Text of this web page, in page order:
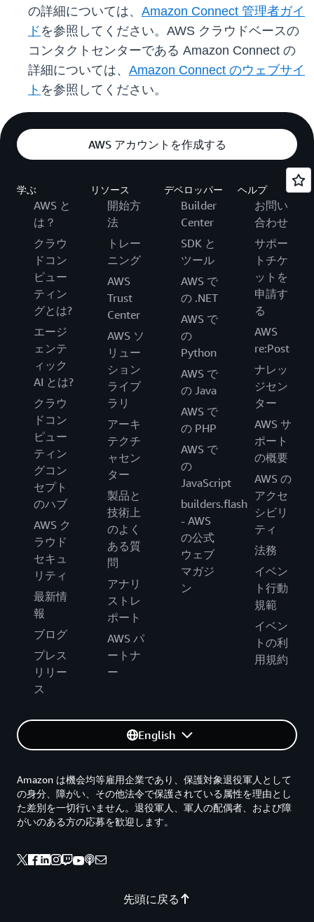
の詳細については、 Amazon Connect 管理者ガイ
ド を参照してください。AWS クラウドベースの
コンタクトセンターである Amazon Connect の
詳細については、 Amazon Connect のウェブサイ
ト を参照してください。
AWS アカウントを作成する
学ぶ
AWS と
は？
クラウ
ドコン
ピュー
ティン
グとは?
エージ
ェンテ
ィック
AI とは?
クラウ
ドコン
ピュー
ティン
グコン
セプト
のハブ
AWS ク
ラウド
セキュ
リティ
最新情
報
ブログ
プレス
リリー
ス
リソース
開始方
法
トレー
ニング
AWS
Trust
Center
AWS ソ
リュー
ション
ライブ
ラリ
アーキ
テクチ
ャセン
ター
製品と
技術上
のよく
ある質
問
アナリ
ストレ
ポート
AWS パ
ートナ
ー
デベロッパー
Builder
Center
SDK と
ツール
AWS で
の .NET
AWS で
の
Python
AWS で
の Java
AWS で
の PHP
AWS で
の
JavaScript
builders.flash
- AWS
の公式
ウェブ
マガジ
ン
ヘルプ
お問い
合わせ
サポー
トチケ
ットを
申請す
る
AWS
re:Post
ナレッ
ジセン
ター
AWS サ
ポート
の概要
AWS の
アクセ
シビリ
ティ
法務
イベン
ト行動
規範
イベン
トの利
用規約
English
先頭に戻る
Amazon は機会均等雇用企業であり、保護対象退役軍人として
の身分、障がい、その他法令で保護されている属性を理由とし
た差別を一切行いません。退役軍人、軍人の配偶者、および障
がいのある方の応募を歓迎します。